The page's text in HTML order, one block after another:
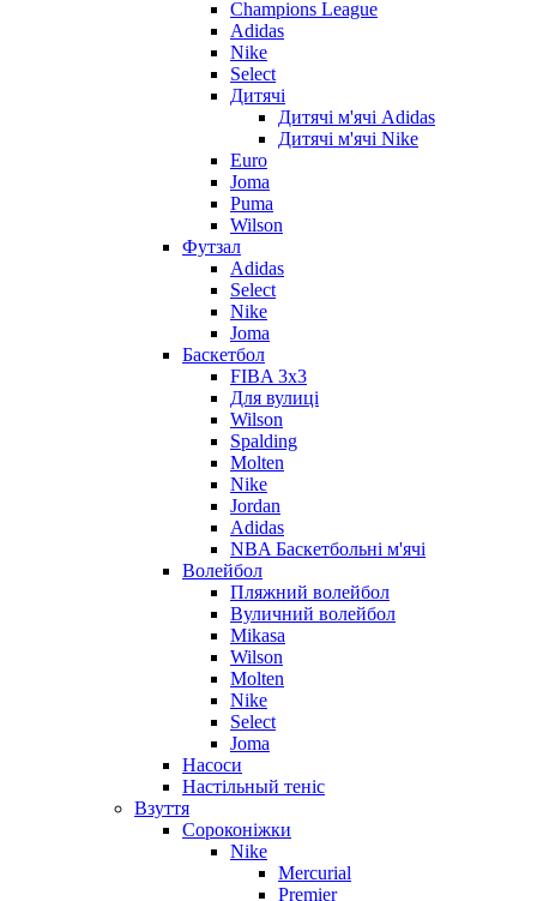
Champions League
Adidas
Nike
Select
Дитячі
Дитячі м'ячі Adidas
Дитячі м'ячі Nike
Euro
Joma
Puma
Wilson
Футзал
Adidas
Select
Nike
Joma
Баскетбол
FIBA 3x3
Для вулиці
Wilson
Spalding
Molten
Nike
Jordan
Adidas
NBA Баскетбольні м'ячі
Волейбол
Пляжний волейбол
Вуличний волейбол
Mikasa
Wilson
Molten
Nike
Select
Joma
Насоси
Настільный теніс
Взуття
Сороконіжки
Nike
Mercurial
Premier